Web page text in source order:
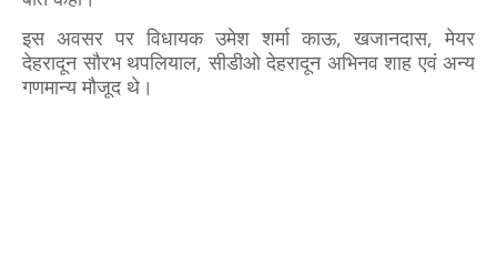
इस अवसर पर विधायक उमेश शर्मा काऊ, खजानदास, मेयर
देहरादून सौरभ थपलियाल, सीडीओ देहरादून अभिनव शाह एवं अन्य
गणमान्य मौजूद थे।